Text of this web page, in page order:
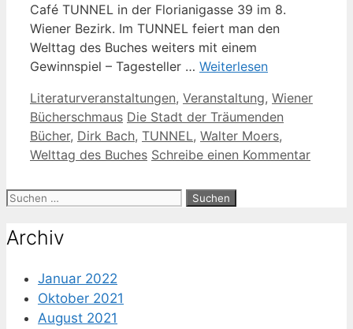
Café TUNNEL in der Florianigasse 39 im 8.
Wiener Bezirk. Im TUNNEL feiert man den
Welttag des Buches weiters mit einem
Gewinnspiel – Tagesteller … Weiterlesen
Kategorien
Literaturveranstaltungen, Veranstaltung, Wiener
Bücherschmaus Schlagwörter
Die Stadt der Träumenden
Bücher, Dirk Bach, TUNNEL, Walter Moers,
Welttag des Buches Schreibe einen Kommentar
Suche
Archiv
Januar 2022
Oktober 2021
August 2021